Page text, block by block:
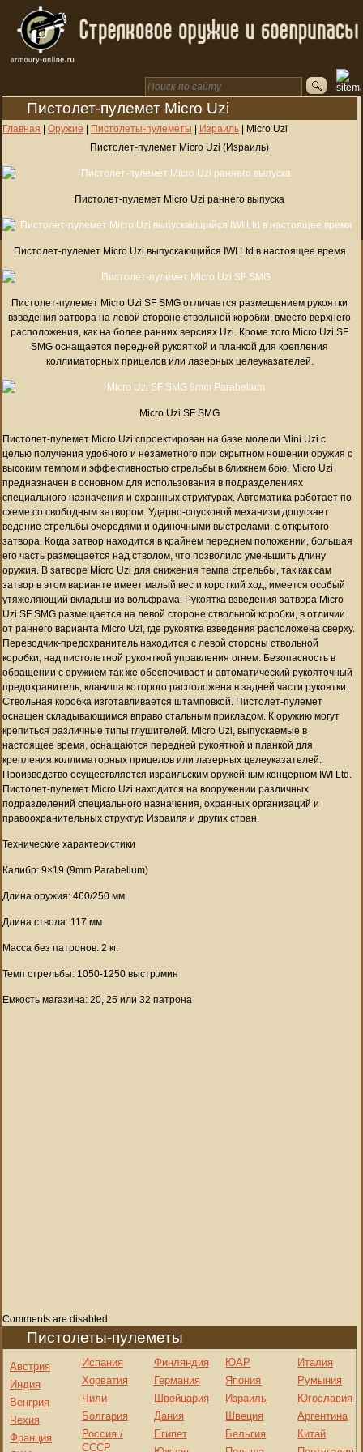
Пистолет-пулемет Micro Uzi
Главная | Оружие | Пистолеты-пулеметы | Израиль | Micro Uzi
Пистолет-пулемет Micro Uzi (Израиль)
Пистолет-пулемет Micro Uzi раннего выпуска
Пистолет-пулемет Micro Uzi выпускающийся IWI Ltd в настоящее время
Пистолет-пулемет Micro Uzi SF SMG отличается размещением рукоятки
взведения затвора на левой стороне ствольной коробки, вместо верхнего
расположения, как на более ранних версиях Uzi. Кроме того Micro Uzi SF
SMG оснащается передней рукояткой и планкой для крепления
коллиматорных прицелов или лазерных целеуказателей.
Micro Uzi SF SMG
Пистолет-пулемет Micro Uzi спроектирован на базе модели Mini Uzi с
целью получения удобного и незаметного при скрытном ношении оружия с
высоким темпом и эффективностью стрельбы в ближнем бою. Micro Uzi
предназначен в основном для использования в подразделениях
специального назначения и охранных структурах. Автоматика работает по
схеме со свободным затвором. Ударно-спусковой механизм допускает
ведение стрельбы очередями и одиночными выстрелами, с открытого
затвора. Когда затвор находится в крайнем переднем положении, большая
его часть размещается над стволом, что позволило уменьшить длину
оружия. В затворе Micro Uzi для снижения темпа стрельбы, так как сам
затвор в этом варианте имеет малый вес и короткий ход, имеется особый
утяжеляющий вкладыш из вольфрама. Рукоятка взведения затвора Micro
Uzi SF SMG размещается на левой стороне ствольной коробки, в отличии
от раннего варианта Micro Uzi, где рукоятка взведения расположена сверху.
Переводчик-предохранитель находится с левой стороны ствольной
коробки, над пистолетной рукояткой управления огнем. Безопасность в
обращении с оружием так же обеспечивает и автоматический рукояточный
предохранитель, клавиша которого расположена в задней части рукоятки.
Ствольная коробка изготавливается штамповкой. Пистолет-пулемет
оснащен складывающимся вправо стальным прикладом. К оружию могут
крепиться различные типы глушителей. Micro Uzi, выпускаемые в
настоящее время, оснащаются передней рукояткой и планкой для
крепления коллиматорных прицелов или лазерных целеуказателей.
Производство осуществляется израильским оружейным концерном IWI Ltd.
Пистолет-пулемет Micro Uzi находится на вооружении различных
подразделений специального назначения, охранных организаций и
правоохранительных структур Израиля и других стран.
Технические характеристики
Калибр: 9×19 (9mm Parabellum)
Длина оружия: 460/250 мм
Длина ствола: 117 мм
Масса без патронов: 2 кг.
Темп стрельбы: 1050-1250 выстр./мин
Емкость магазина: 20, 25 или 32 патрона
Comments are disabled
Пистолеты-пулеметы
Австрия
Индия
Венгрия
Чехия
Франция
Испания
Хорватия
Чили
Болгария
Россия /
СССР
Финляндия
Германия
Швейцария
Дания
Египет
ЮАР
Япония
Израиль
Швеция
Бельгия
Италия
Румыния
Югославия
Аргентина
Китай